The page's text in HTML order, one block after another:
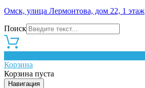
Омск, улица Лермонтова, дом 22, 1 этаж
Поиск
Корзина
Корзина пуста
Навигация